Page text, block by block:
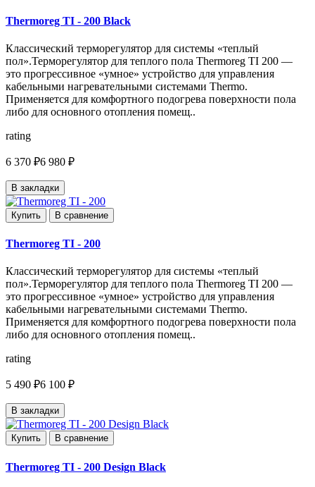
Thermoreg TI - 200 Black
Классический терморегулятор для системы «теплый
пол».Терморегулятор для теплого пола Thermoreg TI 200 —
это прогрессивное «умное» устройство для управления
кабельными нагревательными системами Thermo.
Применяется для комфортного подогрева поверхности пола
либо для основного отопления помещ..
rating
6 370 ₽6 980 ₽
В закладки
Купить В сравнение
Thermoreg TI - 200
Классический терморегулятор для системы «теплый
пол».Терморегулятор для теплого пола Thermoreg TI 200 —
это прогрессивное «умное» устройство для управления
кабельными нагревательными системами Thermo.
Применяется для комфортного подогрева поверхности пола
либо для основного отопления помещ..
rating
5 490 ₽6 100 ₽
В закладки
Купить В сравнение
Thermoreg TI - 200 Design Black